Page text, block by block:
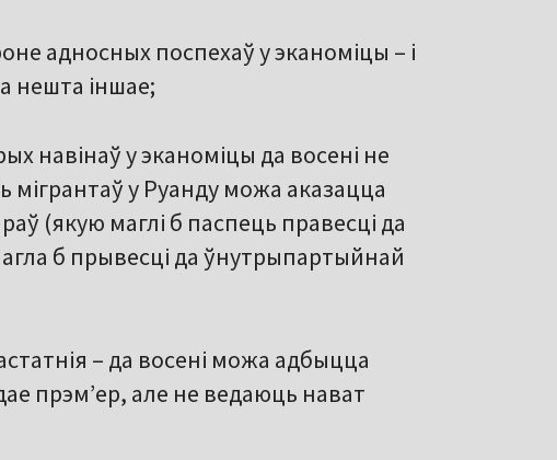
адносных поспехаў у эканоміцы – і
нешта іншае;
навінаў у эканоміцы да восені не
у Руанду можа аказацца
(якую маглі б паспець правесці да
б прывесці да ўнутрыпартыйнай
– да восені можа адбыцца
прэм’ер, але не ведаюць нават